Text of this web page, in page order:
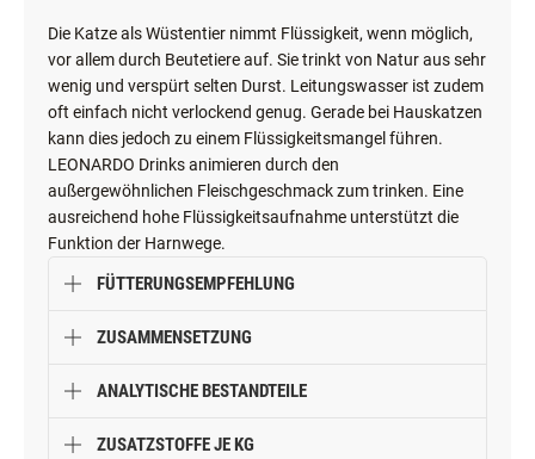
Die Katze als Wüstentier nimmt Flüssigkeit, wenn möglich,
vor allem durch Beutetiere auf. Sie trinkt von Natur aus sehr
wenig und verspürt selten Durst. Leitungswasser ist zudem
oft einfach nicht verlockend genug. Gerade bei Hauskatzen
kann dies jedoch zu einem Flüssigkeitsmangel führen.
LEONARDO Drinks animieren durch den
außergewöhnlichen Fleischgeschmack zum trinken. Eine
ausreichend hohe Flüssigkeitsaufnahme unterstützt die
Funktion der Harnwege.
FÜTTERUNGSEMPFEHLUNG
ZUSAMMENSETZUNG
ANALYTISCHE BESTANDTEILE
ZUSATZSTOFFE JE KG